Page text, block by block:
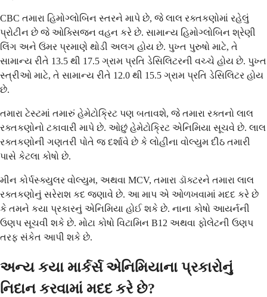
CBC તમારા હિમોગ્લોબિન સ્તરને માપે છે, જે લાલ રક્તકણોમાં રહેલું
પ્રોટીન છે જે ઓક્સિજન વહન કરે છે. સામાન્ય હિમોગ્લોબિન શ્રેણી
લિંગ અને ઉંમર પ્રમાણે થોડી અલગ હોય છે. પુખ્ત પુરુષો માટે, તે
સામાન્ય રીતે 13.5 થી 17.5 ગ્રામ પ્રતિ ડેસિલિટરની વચ્ચે હોય છે. પુખ્ત
સ્ત્રીઓ માટે, તે સામાન્ય રીતે 12.0 થી 15.5 ગ્રામ પ્રતિ ડેસિલિટર હોય
છે.
તમારા ટેસ્ટમાં તમારું હેમેટોક્રિટ પણ બતાવશે, જે તમારા રક્તનો લાલ
રક્તકણોનો ટકાવારી માપે છે. ઓછું હેમેટોક્રિટ એનિમિયા સૂચવે છે. લાલ
રક્તકણોની ગણતરી પોતે જ દર્શાવે છે કે લોહીના વોલ્યુમ દીઠ તમારી
પાસે કેટલા કોષો છે.
મીન કોર્પસ્ક્યુલર વોલ્યુમ, અથવા MCV, તમારા ડૉક્ટરને તમારા લાલ
રક્તકણોનું સરેરાશ કદ જણાવે છે. આ માપ એ ઓળખવામાં મદદ કરે છે
કે તમને કયા પ્રકારનું એનિમિયા હોઈ શકે છે. નાના કોષો આયર્નની
ઉણપ સૂચવી શકે છે. મોટા કોષો વિટામિન B12 અથવા ફોલેટની ઉણપ
તરફ સંકેત આપી શકે છે.
અન્ય કયા માર્કર્સ એનિમિયાના પ્રકારોનું
નિદાન કરવામાં મદદ કરે છે?